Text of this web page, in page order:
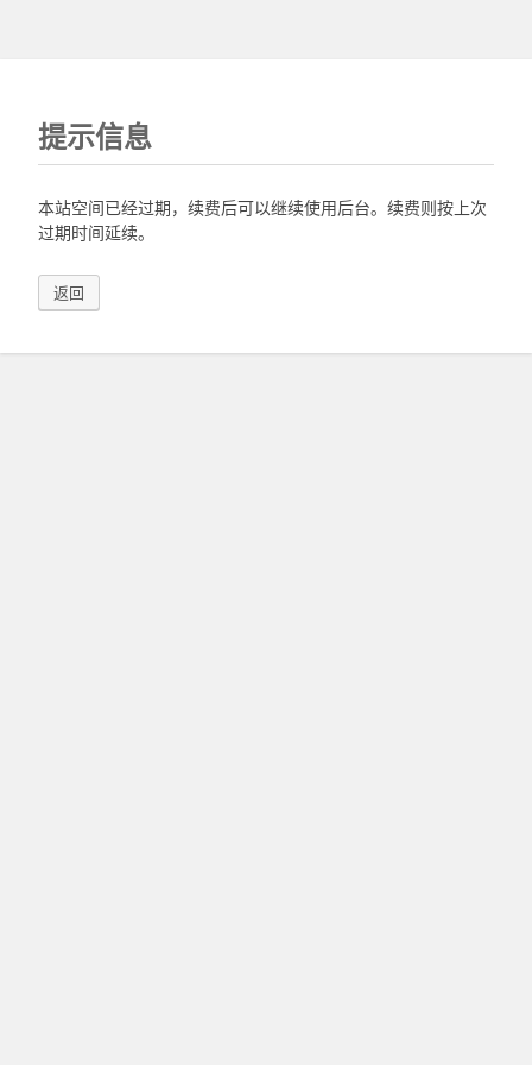
提示信息
本站空间已经过期，续费后可以继续使用后台。续费则按上次
过期时间延续。
返回